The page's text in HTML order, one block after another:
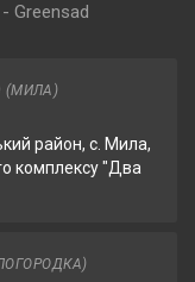
Greensad
(МИЛА)
район, с. Мила,
комплексу "Два